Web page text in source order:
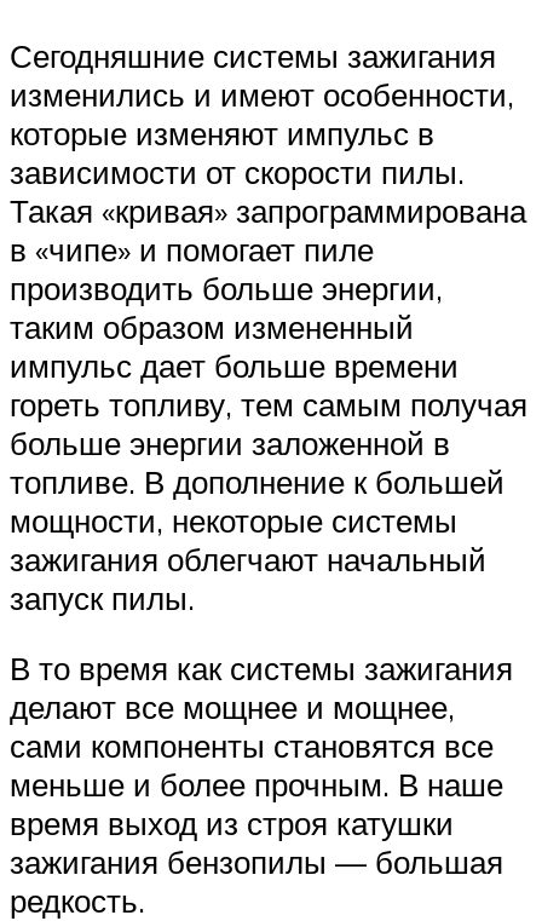
Сегодняшние системы зажигания
изменились и имеют особенности,
которые изменяют импульс в
зависимости от скорости пилы.
Такая «кривая» запрограммирована
в «чипе» и помогает пиле
производить больше энергии,
таким образом измененный
импульс дает больше времени
гореть топливу, тем самым получая
больше энергии заложенной в
топливе. В дополнение к большей
мощности, некоторые системы
зажигания облегчают начальный
запуск пилы.
В то время как системы зажигания
делают все мощнее и мощнее,
сами компоненты становятся все
меньше и более прочным. В наше
время выход из строя катушки
зажигания бензопилы — большая
редкость.